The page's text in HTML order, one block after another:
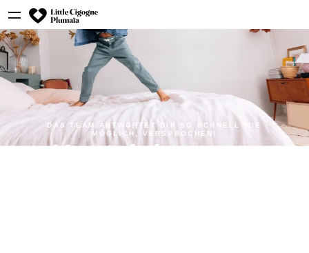
DAS TEAM ANTWORTET DIR SO SCHNELL WIE
MÖGLICH, VERSPROCHEN!
Kontaktiere uns